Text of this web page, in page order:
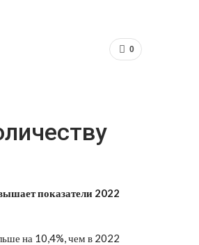
0
показатели 2022
на 10,4%, чем в 2022